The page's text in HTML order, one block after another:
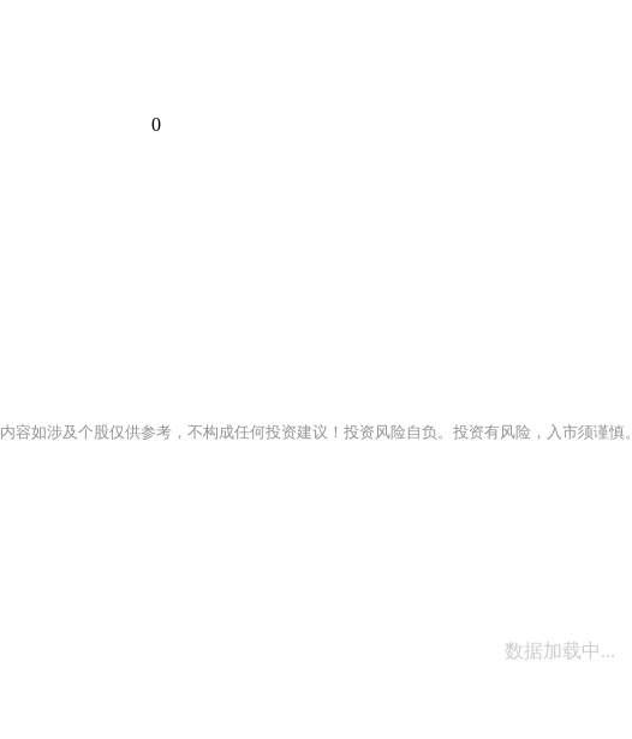
0
内容如涉及个股仅供参考，不构成任何投资建议！投资风险自负。投资有风险，入市须谨慎。
数据加载中...